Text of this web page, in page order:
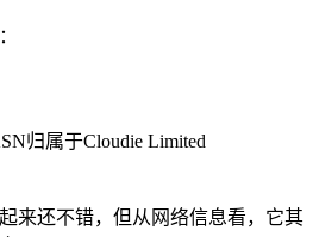
归属于Cloudie Limited
来还不错，但从网络信息看，它其